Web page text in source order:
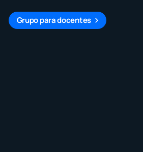
Grupo para docentes